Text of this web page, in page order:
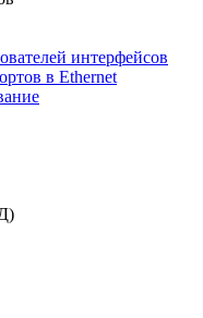
интерфейсов
в Ethernet